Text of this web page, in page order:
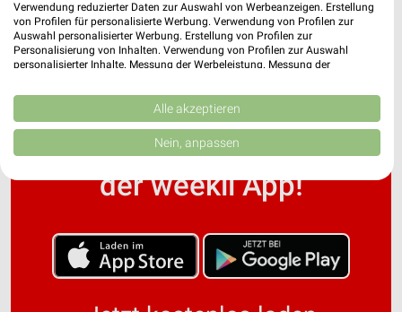
Noch mehr Angebote in
der weekli App!
Verwendung reduzierter Daten zur Auswahl von Werbeanzeigen. Erstellung
von Profilen für personalisierte Werbung. Verwendung von Profilen zur
Auswahl personalisierter Werbung. Erstellung von Profilen zur
Personalisierung von Inhalten. Verwendung von Profilen zur Auswahl
personalisierter Inhalte. Messung der Werbeleistung. Messung der
Kombinationen von Daten aus verschiedenen Quellen. Entwicklung und
Verbesserung der Angebote. Verwendung reduzierter Daten zur Auswahl
von Inhalten.
Daten können außerhalb der Europäischen Union weitergegeben und in die
USA gesendet werden.
Website/App.
Wir nutzen Ihre Daten für folgende Zwecke:
IAB-Verarbeitungszwecke:
Speichern von oder Zugriff auf Informationen
Alle akzeptieren
Nein, anpassen